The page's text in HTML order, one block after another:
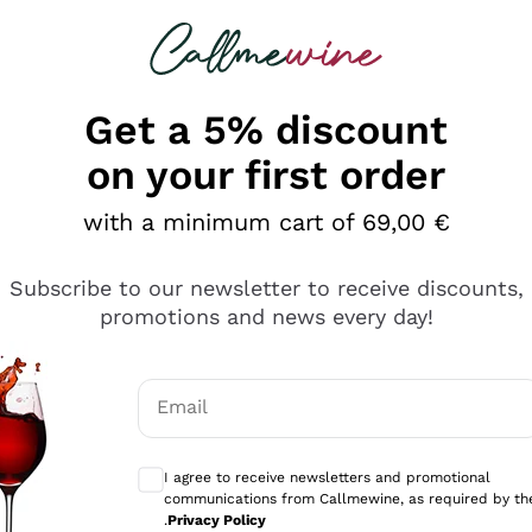
looking for
è male ma secondo me ci sono alternative che
Get a 5% discount
on your first order
with a minimum cart of 69,00 €
Subscribe to our newsletter to receive discounts,
promotions and news every day!
Email
I agree to receive newsletters and promotional
communications from Callmewine, as required by
.Privacy Policy